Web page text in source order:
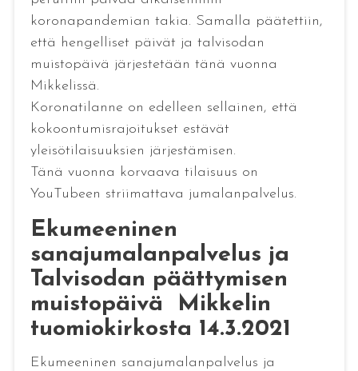
koronapandemian takia. Samalla päätettiin,
että hengelliset päivät ja talvisodan
muistopäivä järjestetään tänä vuonna
Mikkelissä.
Koronatilanne on edelleen sellainen, että
kokoontumisrajoitukset estävät
yleisötilaisuuksien järjestämisen.
Tänä vuonna korvaava tilaisuus on
YouTubeen striimattava jumalanpalvelus.
Ekumeeninen
sanajumalanpalvelus ja
Talvisodan päättymisen
muistopäivä Mikkelin
tuomiokirkosta 14.3.2021
Ekumeeninen sanajumalanpalvelus ja